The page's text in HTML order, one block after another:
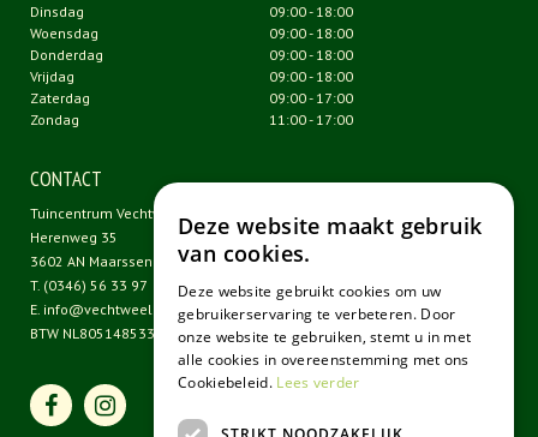
Dinsdag
09:00 - 18:00
Woensdag
09:00 - 18:00
Donderdag
09:00 - 18:00
Vrijdag
09:00 - 18:00
Zaterdag
09:00 - 17:00
Zondag
11:00 - 17:00
CONTACT
Tuincentrum Vechtweelde
Herenweg 35
3602 AN Maarssen
T. (0346) 56 33 97
E. info@vechtweelde.nl
BTW NL805148533B01
Deze website maakt gebruik
van cookies.
Deze website gebruikt cookies om uw
gebruikerservaring te verbeteren. Door
onze website te gebruiken, stemt u in met
alle cookies in overeenstemming met ons
Cookiebeleid. Lees verder